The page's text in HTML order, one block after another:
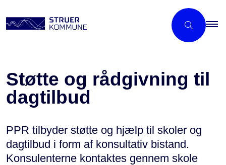
Støtte og rådgivning til
dagtilbud
PPR tilbyder støtte og hjælp til skoler og
dagtilbud i form af konsultativ bistand.
Konsulenterne kontaktes gennem skole